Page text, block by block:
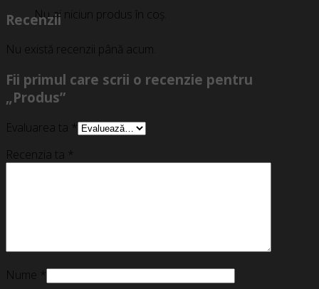
Nu ai niciun produs în coș.
Recenzii
Nu există recenzii până acum.
Fii primul care scrii o recenzie pentru
„Produs”
Evaluarea ta *
Recenzia ta *
Nume *